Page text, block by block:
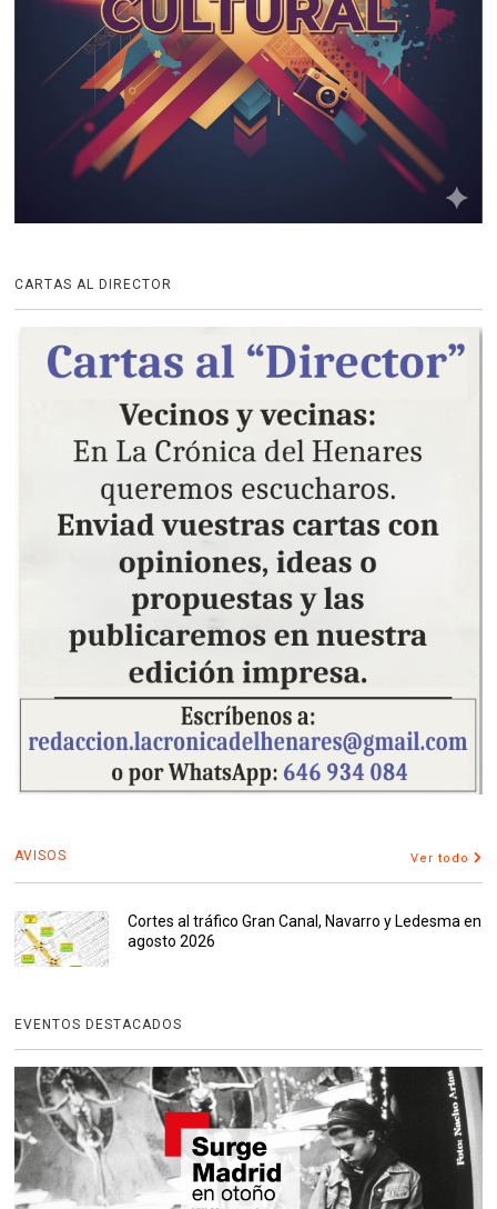
CARTAS AL DIRECTOR
AVISOS Ver todo
Cortes al tráfico Gran Canal, Navarro y Ledesma en
agosto 2026
EVENTOS DESTACADOS